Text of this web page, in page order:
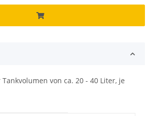
von ca. 20 - 40 Liter, je